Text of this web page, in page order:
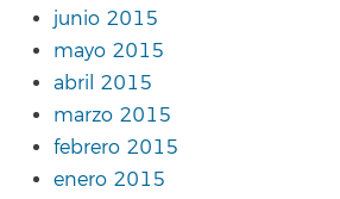
junio 2015
mayo 2015
abril 2015
marzo 2015
febrero 2015
enero 2015